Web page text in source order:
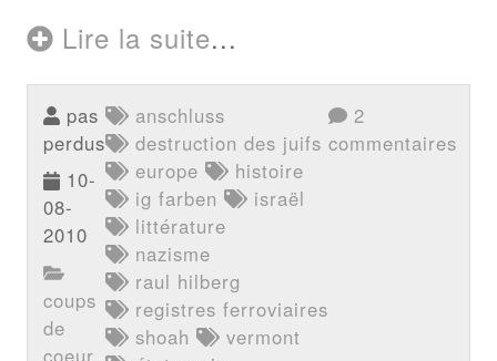
Lire la suite...
pas
perdus
10-
08-
2010
coups
de
coeur
anschluss
destruction des juifs
europe
histoire
ig farben
israël
littérature
nazisme
raul hilberg
registres ferroviaires
shoah
vermont
2
commentaires